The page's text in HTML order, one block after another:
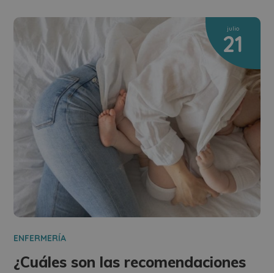
julio
21
ENFERMERÍA
¿Cuáles son las recomendaciones